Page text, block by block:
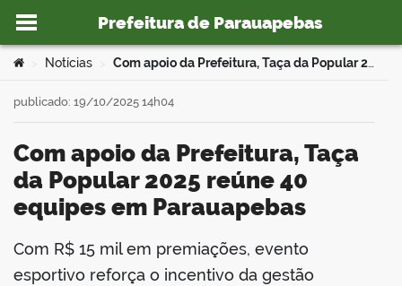
Ir para o conteúdo
Prefeitura de Parauapebas
portal
Você está aqui:
Notícias Com apoio da Prefeitura, Taça da Popular 2025 reúne 40 equipes em Parauapebas
Com apoio da Prefeitura, Taça
da Popular 2025 reúne 40
equipes em Parauapebas
publicado: 19/10/2025 14h04
Com R$ 15 mil em premiações, evento
esportivo reforça o incentivo da gestão